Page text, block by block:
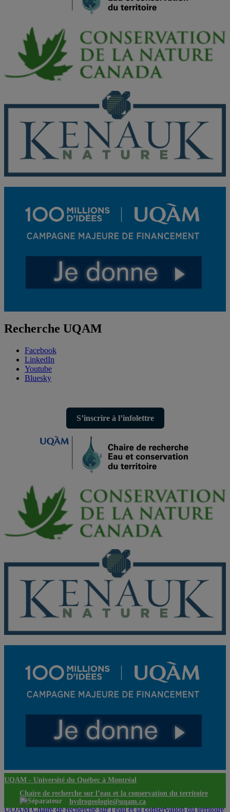
Recherche UQAM
Facebook
LinkedIn
Youtube
Bluesky
S’inscrire à l’infolettre
UQAM - Université du Québec à Montréal
Chaire de recherche sur l’eau et la conservation du territoire
hydrogeologie@uqam.ca
UQAM Chaire de recherche sur l’eau et la conservation du territoire